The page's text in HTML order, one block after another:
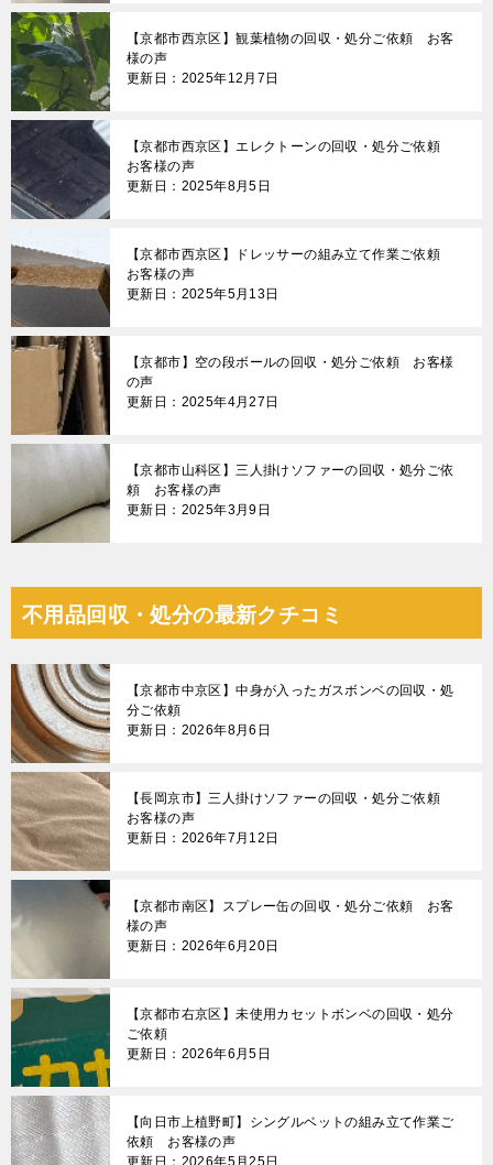
【京都市西京区】観葉植物の回収・処分ご依頼 お客
様の声
更新日：2025年12月7日
【京都市西京区】エレクトーンの回収・処分ご依頼
お客様の声
更新日：2025年8月5日
【京都市西京区】ドレッサーの組み立て作業ご依頼
お客様の声
更新日：2025年5月13日
【京都市】空の段ボールの回収・処分ご依頼 お客様
の声
更新日：2025年4月27日
【京都市山科区】三人掛けソファーの回収・処分ご依
頼 お客様の声
更新日：2025年3月9日
不用品回収・処分の最新クチコミ
【京都市中京区】中身が入ったガスボンベの回収・処
分ご依頼
更新日：2026年8月6日
【長岡京市】三人掛けソファーの回収・処分ご依頼
お客様の声
更新日：2026年7月12日
【京都市南区】スプレー缶の回収・処分ご依頼 お客
様の声
更新日：2026年6月20日
【京都市右京区】未使用カセットボンベの回収・処分
ご依頼
更新日：2026年6月5日
【向日市上植野町】シングルベットの組み立て作業ご
依頼 お客様の声